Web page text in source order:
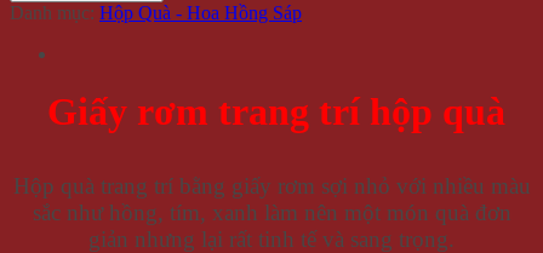
Danh mục: Hộp Quà - Hoa Hồng Sáp
Giấy rơm trang trí hộp quà
Hộp quà trang trí bằng giấy rơm sợi nhỏ với nhiều màu
sắc như hồng, tím, xanh làm nên một món quà đơn
giản nhưng lại rất tinh tế và sang trọng.